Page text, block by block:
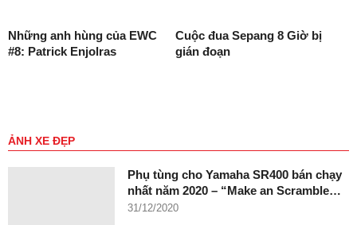
Những anh hùng của EWC
#8: Patrick Enjolras
Cuộc đua Sepang 8 Giờ bị
gián đoạn
ẢNH XE ĐẸP
Phụ tùng cho Yamaha SR400 bán chạy
nhất năm 2020 – “Make an Scramble…
31/12/2020